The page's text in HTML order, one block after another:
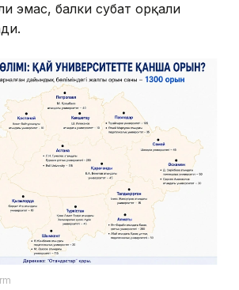
эмас, балки суҳбат орқали